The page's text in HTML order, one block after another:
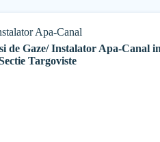
Apa-Canal
de Gaze/ Instalator Apa-Canal
Targoviste